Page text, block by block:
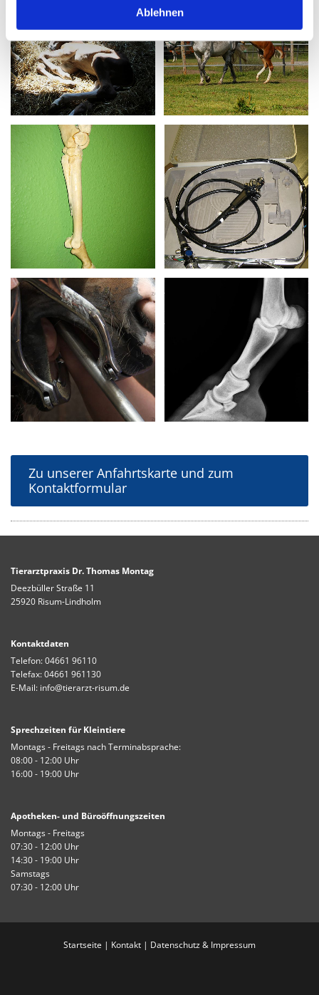
Ablehnen
Zu unserer Anfahrtskarte und zum
Kontaktformular
Tierarztpraxis Dr. Thomas Montag
Deezbüller Straße 11
25920 Risum-Lindholm
Kontaktdaten
Telefon:04661 96110
Telefax: 04661 961130
E-Mail: info@tierarzt-risum.de
Sprechzeiten für Kleintiere
Montags - Freitags nach Terminabsprache:
08:00 - 12:00 Uhr
16:00 - 19:00 Uhr
Apotheken- und Büroöffnungszeiten
Montags - Freitags
07:30 - 12:00 Uhr
14:30 - 19:00 Uhr
Samstags
07:30 - 12:00 Uhr
Startseite | Kontakt | Datenschutz & Impressum